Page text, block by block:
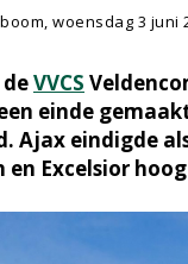
, woensdag 3 juni
VVCS
einde
Ajax eindigde
en Excelsior